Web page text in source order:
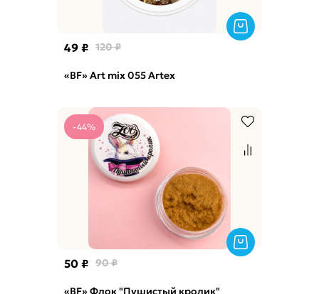
49 ₽ 120 ₽
«BF» Art mix 055 Artex
-44%
50 ₽ 90 ₽
«BF» Флок "Пушистый кролик"